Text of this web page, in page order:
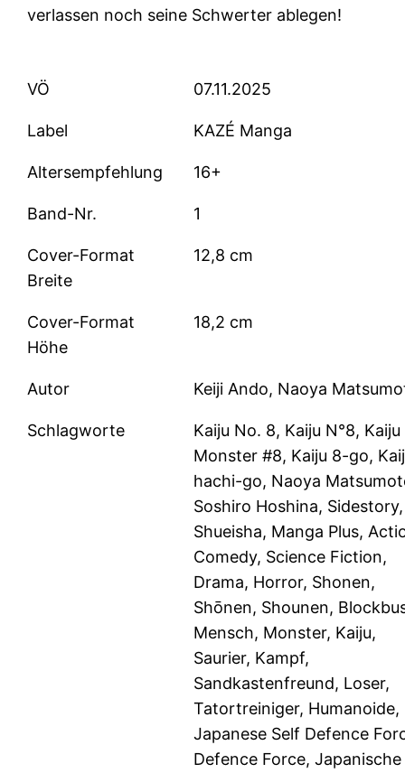
verlassen noch seine Schwerter ablegen!
VÖ 07.11.2025
Label KAZÉ Manga
Altersempfehlung 16+
Band-Nr. 1
Cover-Format
Breite
12,8 cm
Cover-Format
Höhe
18,2 cm
Autor Keiji Ando, Naoya
Schlagworte
Kaiju No. 8, Kaiju N°8,
Monster #8, Kaiju 8-go,
hachi-go, Naoya
Soshiro Hoshina, Sidestory,
Shueisha, Manga Plus,
Comedy, Science Fiction,
Drama, Horror, Shonen,
Shōnen, Shounen,
Mensch, Monster, Kaiju,
Saurier, Kampf,
Sandkastenfreund, Loser,
Tatortreiniger, Humanoide,
Japanese Self Defence
Defence Force, Japanische